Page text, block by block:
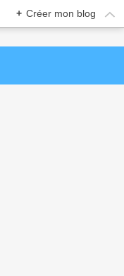
+ Créer mon blog